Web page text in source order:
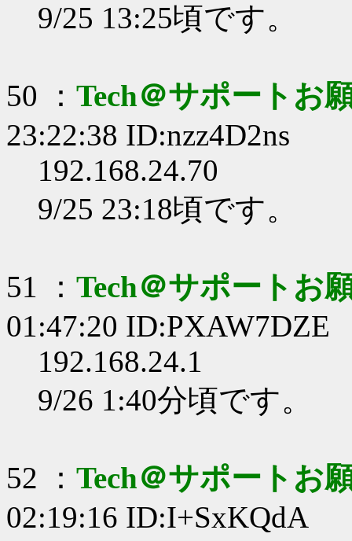
9/25 13:25頃です。
50 ： Tech＠サポートお
23:22:38 ID:nzz4D2ns
192.168.24.70
9/25 23:18頃です。
51 ： Tech＠サポートお
01:47:20 ID:PXAW7DZE
192.168.24.1
9/26 1:40分頃です。
52 ： Tech＠サポートお
02:19:16 ID:I+SxKQdA